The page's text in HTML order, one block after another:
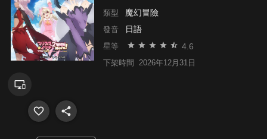
類型 魔幻冒險
發音 日語
星等 4.6
下架時間 2026年12月31日